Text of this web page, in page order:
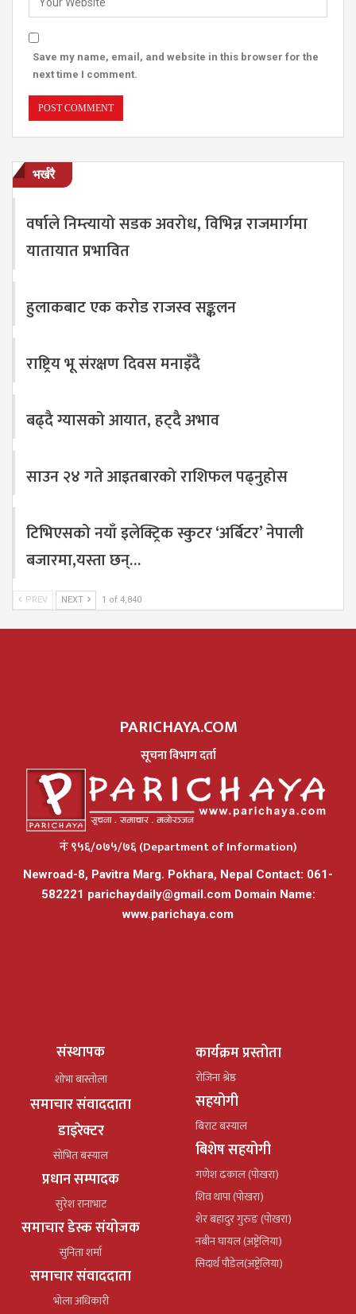
Save my name, email, and website in this browser for the
next time I comment.
भर्खरै
वर्षाले निम्त्यायो सडक अवरोध, विभिन्न राजमार्गमा
यातायात प्रभावित
हुलाकबाट एक करोड राजस्व सङ्कलन
राष्ट्रिय भू संरक्षण दिवस मनाइँदै
बढ्दै ग्यासको आयात, हट्दै अभाव
साउन २४ गते आइतबारको राशिफल पढ्नुहोस
टिभिएसको नयाँ इलेक्ट्रिक स्कुटर ‘अर्बिटर’ नेपाली
बजारमा,यस्ता छन्…
PREV NEXT 1 of 4,840
PARICHAYA.COM
सूचना विभाग दर्ता
नंः ९५६/०७५/७६ (Department of Information)
Newroad-8, Pavitra Marg. Pokhara, Nepal Contact: 061-
582221 parichaydaily@gmail.comDomain Name:
www.parichaya.com
संस्थापक
शोभा बास्तोला
समाचार संवाददाता
डाइरेक्टर
सोभित बस्याल
प्रधान सम्पादक
सुरेश रानाभाट
समाचार डेस्क संयोजक
सुनिता शर्मा
समाचार संवाददाता
भोला अधिकारी
कार्यक्रम प्रस्तोता
रोजिना श्रेष्ठ
सहयोगी
बिराट बस्याल
बिशेष सहयोगी
गणेश ढकाल (पोखरा)
शिव थापा (पोखरा)
शेर बहादुर गुरुङ (पोखरा)
नबीन घायल (अष्ट्रेलिया)
सिदार्थ पौडेल(अष्ट्रेलिया)